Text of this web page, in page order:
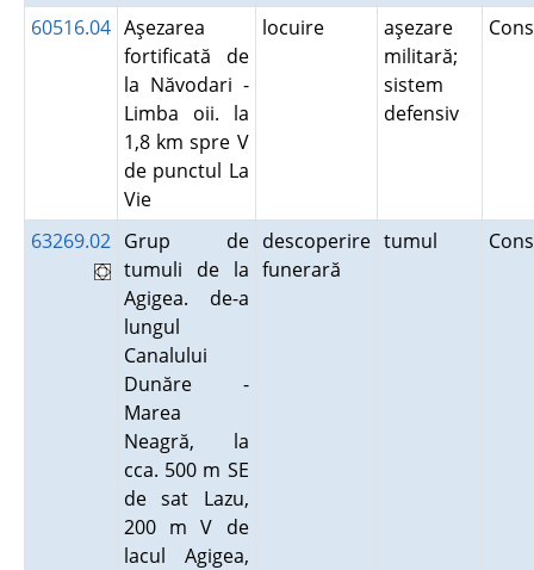
60516.04 Aşezarea
fortificată de
la Năvodari -
Limba oii. la
1,8 km spre V
de punctul La
Vie
locuire
aşezare
militară;
sistem
defensiv
63269.02 Grup de
tumuli de la
Agigea. de-a
lungul
Canalului
Dunăre -
Marea
Neagră, la
cca. 500 m SE
de sat Lazu,
200 m V de
lacul Agigea,
descoperire
funerară
tumul